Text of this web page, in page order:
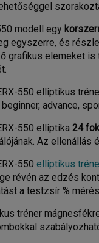
modell egy
egyszerre, és
grafikus elemeket is
550 elliptikus
advance,
550 elliptika 24
Az ellenállás
550 elliptikus
révén az edzés
a testzsír %
tréner